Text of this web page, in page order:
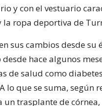
y con el vestuario
la ropa deportiva de
sus cambios desde su
hace algunos
de salud como
lo que se suma, según
un trasplante de